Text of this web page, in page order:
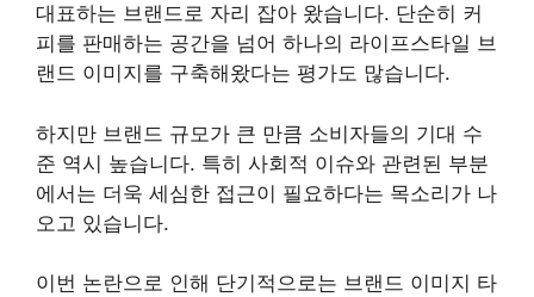
대표하는 브랜드로 자리 잡아 왔습니다. 단순히 커
피를 판매하는 공간을 넘어 하나의 라이프스타일 브
랜드 이미지를 구축해왔다는 평가도 많습니다.
하지만 브랜드 규모가 큰 만큼 소비자들의 기대 수
준 역시 높습니다. 특히 사회적 이슈와 관련된 부분
에서는 더욱 세심한 접근이 필요하다는 목소리가 나
오고 있습니다.
이번 논란으로 인해 단기적으로는 브랜드 이미지 타